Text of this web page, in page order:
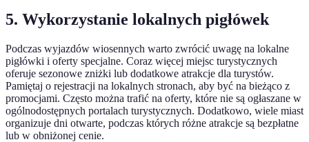
5. Wykorzystanie lokalnych pigłówek
Podczas wyjazdów wiosennych warto zwrócić uwagę na lokalne
pigłówki i oferty specjalne. Coraz więcej miejsc turystycznych
oferuje sezonowe zniżki lub dodatkowe atrakcje dla turystów.
Pamiętaj o rejestracji na lokalnych stronach, aby być na bieżąco z
promocjami. Często można trafić na oferty, które nie są ogłaszane w
ogólnodostępnych portalach turystycznych. Dodatkowo, wiele miast
organizuje dni otwarte, podczas których różne atrakcje są bezpłatne
lub w obniżonej cenie.